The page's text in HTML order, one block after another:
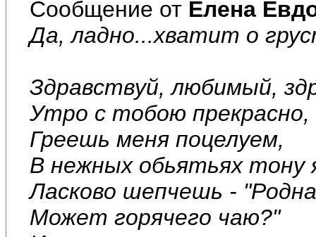
Сообщение от Елена
Да, ладно...хватит о
Здравствуй, любимый,
Утро с тобою прекрасно,
Греешь меня поцелуем,
В нежных обьятьях тону
Ласково шепчешь -
Может горячего чаю?"